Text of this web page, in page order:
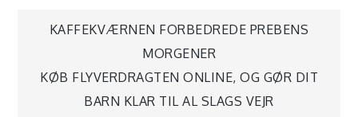
Indlægsnavigation
KAFFEKVÆRNEN FORBEDREDE PREBENS
MORGENER
KØB FLYVERDRAGTEN ONLINE, OG GØR DIT
BARN KLAR TIL AL SLAGS VEJR